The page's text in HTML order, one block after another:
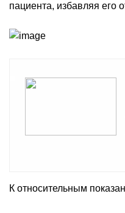
пациента, избавляя его
К относительным